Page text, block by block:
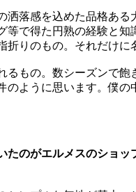
落感を込めた品格あ
で得た円熟の経験と
りのもの。それだけ
もの。数シーズンで飽
ように思います。僕
のがエルメスのショ